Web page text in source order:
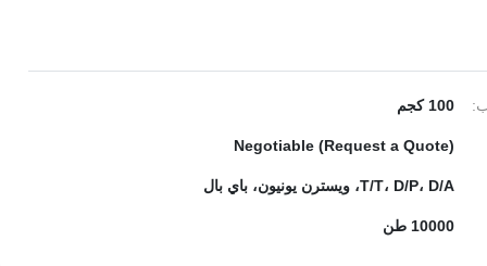
100 كجم
Negotiable (Request a Quote)
T/T، D/P، D/A، ويسترن يونيون، باي بال
10000 طن